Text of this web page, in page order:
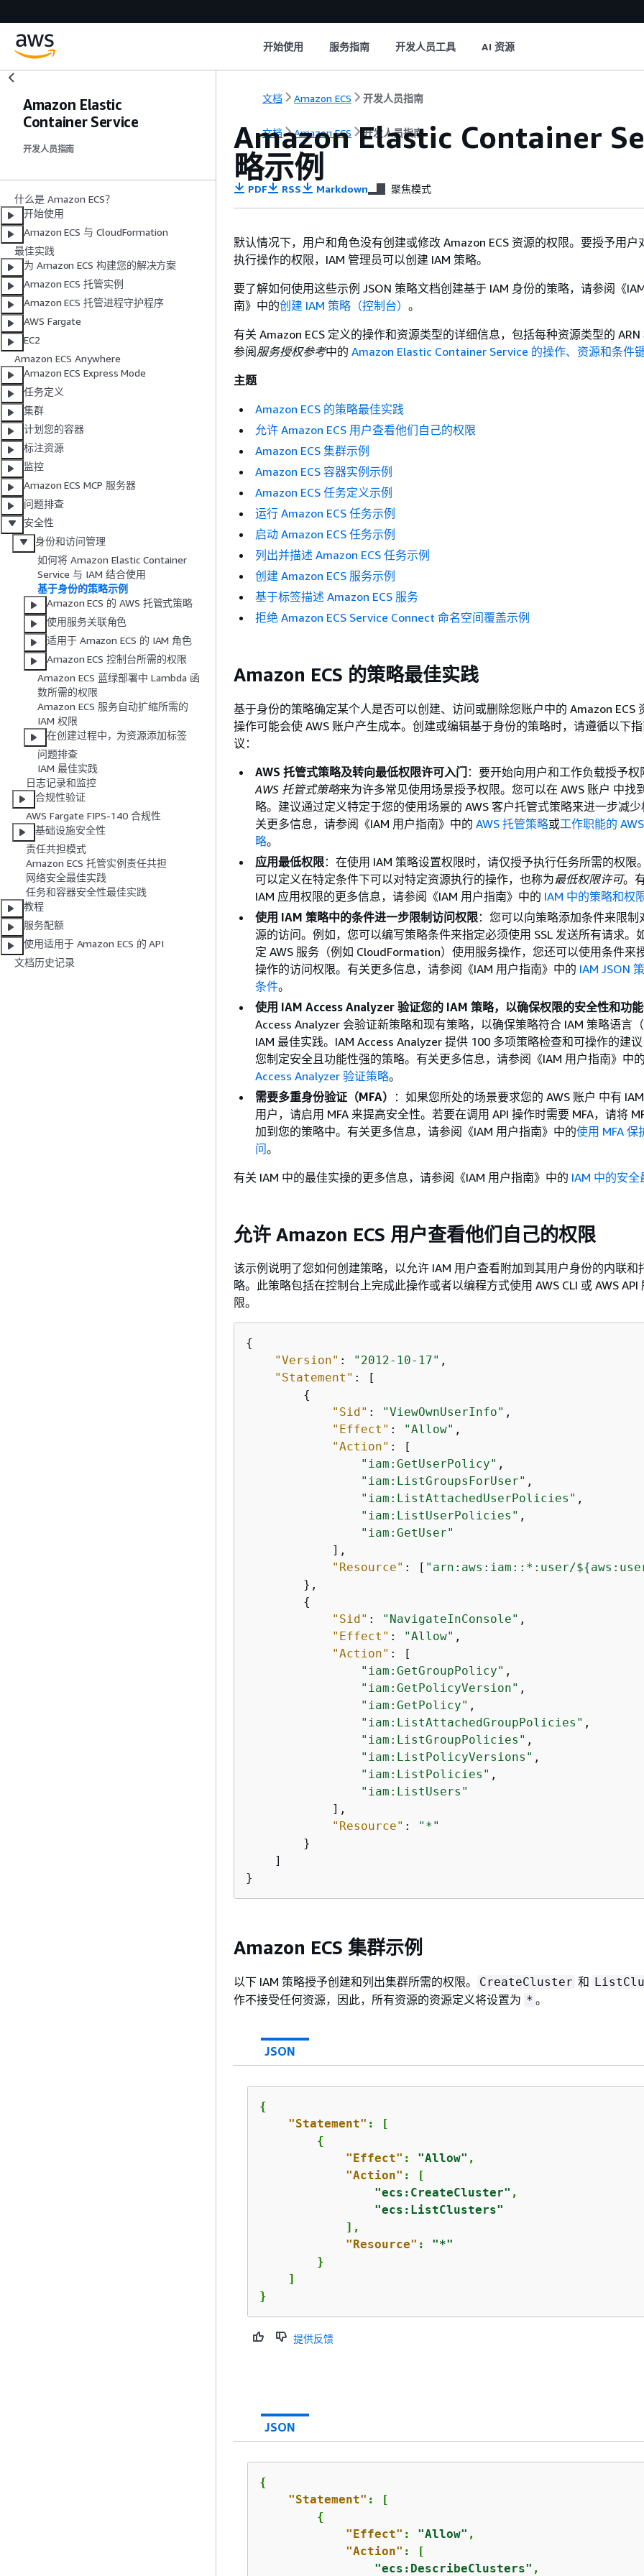
开始使用 服务指南 开发人员工具 AI 资源
Amazon Elastic
Container Service
开发人员指南
什么是 Amazon ECS？
开始使用
Amazon ECS 与 CloudFormation
最佳实践
为 Amazon ECS 构建您的解决方案
Amazon ECS 托管实例
Amazon ECS 托管进程守护程序
AWS Fargate
EC2
Amazon ECS Anywhere
Amazon ECS Express Mode
任务定义
集群
计划您的容器
标注资源
监控
Amazon ECS MCP 服务器
问题排查
安全性
身份和访问管理
如何将 Amazon Elastic Container
Service 与 IAM 结合使用
基于身份的策略示例
Amazon ECS 的 AWS 托管式策略
使用服务关联角色
适用于 Amazon ECS 的 IAM 角色
Amazon ECS 控制台所需的权限
Amazon ECS 蓝绿部署中 Lambda 函
数所需的权限
Amazon ECS 服务自动扩缩所需的
IAM 权限
在创建过程中，为资源添加标签
问题排查
IAM 最佳实践
日志记录和监控
合规性验证
AWS Fargate FIPS-140 合规性
基础设施安全性
责任共担模式
Amazon ECS 托管实例责任共担
网络安全最佳实践
任务和容器安全性最佳实践
教程
服务配额
使用适用于 Amazon ECS 的 API
文档历史记录
文档 Amazon ECS 开发人员指南
文档 Amazon ECS 开发人员指南
Amazon Elastic Container
略示例
PDF RSS Markdown 聚焦模式
默认情况下，用户和角色没有创建或修改 Amazon ECS 资源的权限。要授予用户
执行操作的权限，IAM 管理员可以创建 IAM 策略。
要了解如何使用这些示例 JSON 策略文档创建基于 IAM 身份的策略，请参阅《
南》 中的创建 IAM 策略（控制台） 。
有关 Amazon ECS 定义的操作和资源类型的详细信息，包括每种资源类型的
参阅服务授权参考中的 Amazon Elastic Container Service 的操作、资源和条件
主题
Amazon ECS 的策略最佳实践
允许 Amazon ECS 用户查看他们自己的权限
Amazon ECS 集群示例
Amazon ECS 容器实例示例
Amazon ECS 任务定义示例
运行 Amazon ECS 任务示例
启动 Amazon ECS 任务示例
列出并描述 Amazon ECS 任务示例
创建 Amazon ECS 服务示例
基于标签描述 Amazon ECS 服务
拒绝 Amazon ECS Service Connect 命名空间覆盖示例
Amazon ECS 的策略最佳实践
基于身份的策略确定某个人是否可以创建、访问或删除您账户中的 Amazon ECS
操作可能会使 AWS 账户产生成本。创建或编辑基于身份的策略时，请遵循以下
议：
AWS 托管式策略及转向最低权限许可入门 ：要开始向用户和工作负载授予权
AWS 托管式策略来为许多常见使用场景授予权限。您可以在 AWS 账户 中找
略。建议通过定义特定于您的使用场景的 AWS 客户托管式策略来进一步减
关更多信息，请参阅《IAM 用户指南》 中的 AWS 托管策略或工作职能的
略。
应用最低权限：在使用 IAM 策略设置权限时，请仅授予执行任务所需的权限
可以定义在特定条件下可以对特定资源执行的操作，也称为最低权限许可。
IAM 应用权限的更多信息，请参阅《IAM 用户指南》 中的 IAM 中的策略和权
使用 IAM 策略中的条件进一步限制访问权限：您可以向策略添加条件来限制
源的访问。例如，您可以编写策略条件来指定必须使用 SSL 发送所有请求。
定 AWS 服务（例如 CloudFormation）使用服务操作，您还可以使用条件来
操作的访问权限。有关更多信息，请参阅《IAM 用户指南》 中的 IAM JSON
条件。
使用 IAM Access Analyzer 验证您的 IAM 策略，以确保权限的安全性和功
Access Analyzer 会验证新策略和现有策略，以确保策略符合 IAM 策略语言
IAM 最佳实践。IAM Access Analyzer 提供 100 多项策略检查和可操作的建
您制定安全且功能性强的策略。有关更多信息，请参阅《IAM 用户指南》 中的
Access Analyzer 验证策略。
需要多重身份验证（MFA）
：如果您所处的场景要求您的 AWS 账户 中有
用户，请启用 MFA 来提高安全性。若要在调用 API 操作时需要 MFA，请将
加到您的策略中。有关更多信息，请参阅《IAM 用户指南》 中的使用 MFA 保
问。
有关 IAM 中的最佳实操的更多信息，请参阅《IAM 用户指南》 中的 IAM 中的安全
允许 Amazon ECS 用户查看他们自己的权限
该示例说明了您如何创建策略，以允许 IAM 用户查看附加到其用户身份的内联和
略。此策略包括在控制台上完成此操作或者以编程方式使用 AWS CLI 或 AWS API
限。
{
"Version" : "2012-10-17" ,
"Statement" : [
{
"Sid" : "ViewOwnUserInfo" ,
"Effect" : "Allow" ,
"Action" : [
"iam:GetUserPolicy" ,
"iam:ListGroupsForUser" ,
"iam:ListAttachedUserPolicies" ,
"iam:ListUserPolicies" ,
"iam:GetUser"
            ],
"Resource" : [ "arn:aws:iam::*:user/${
        },
{
"Sid" : "NavigateInConsole" ,
"Effect" : "Allow" ,
"Action" : [
"iam:GetGroupPolicy" ,
"iam:GetPolicyVersion" ,
"iam:GetPolicy" ,
"iam:ListAttachedGroupPolicies" ,
"iam:ListGroupPolicies" ,
"iam:ListPolicyVersions" ,
"iam:ListPolicies" ,
"iam:ListUsers"
            ],
"Resource" :
"*"
        }
    ]
}
Amazon ECS 集群示例
以下 IAM 策略授予创建和列出集群所需的权限。 CreateCluster 和
作不接受任何资源，因此，所有资源的资源定义将设置为 * 。
JSON
{
"Statement" : [
{
"Effect" : "Allow" ,
"Action" : [
"ecs:CreateCluster" ,
"ecs:ListClusters"
            ],
"Resource" : "*"
        }
    ]
}
提供反馈
JSON
{
"Statement" : [
{
"Effect" : "Allow" ,
"Action" : [
"ecs:DescribeClusters" ,